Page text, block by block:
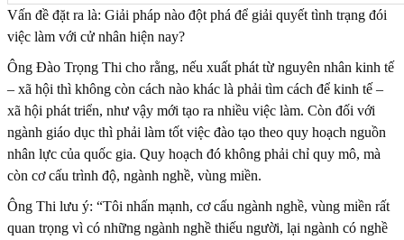
Vấn đề đặt ra là: Giải pháp nào đột phá để giải quyết tình trạng đói
việc làm với cử nhân hiện nay?
Ông Đào Trọng Thi cho rằng, nếu xuất phát từ nguyên nhân kinh tế
– xã hội thì không còn cách nào khác là phải tìm cách để kinh tế –
xã hội phát triển, như vậy mới tạo ra nhiều việc làm. Còn đối với
ngành giáo dục thì phải làm tốt việc đào tạo theo quy hoạch nguồn
nhân lực của quốc gia. Quy hoạch đó không phải chỉ quy mô, mà
còn cơ cấu trình độ, ngành nghề, vùng miền.
Ông Thi lưu ý: “Tôi nhấn mạnh, cơ cấu ngành nghề, vùng miền rất
quan trọng vì có những ngành nghề thiếu người, lại ngành có nghề